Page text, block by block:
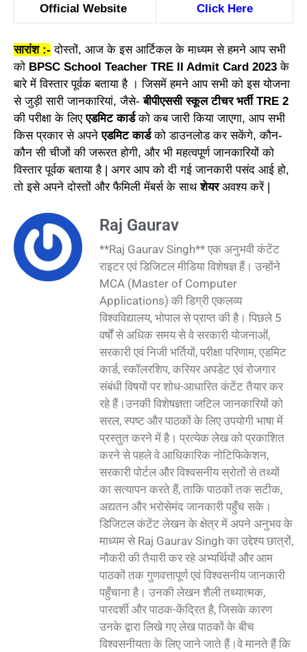
Official Website Click Here
सारांश :- दोस्तों, आज के इस आर्टिकल के माध्यम से हमने आप सभी
को BPSC School Teacher TRE II Admit Card 2023 के
बारे में विस्तार पूर्वक बताया है । जिसमें हमने आप सभी को इस योजना
से जुड़ी सारी जानकारियां, जैसे-बीपीएससी स्कूल टीचर भर्ती TRE 2
की परीक्षा के लिएएडमिट कार्डको कब जारी किया जाएगा, आप सभी
किस प्रकार से अपनेएडमिट कार्डको डाउनलोड कर सकेंगे, कौन-
कौन सी चीजों की जरूरत होगी, और भी महत्वपूर्ण जानकारियों को
विस्तार पूर्वक बताया है | अगर आप को दी गई जानकारी पसंद आई हो,
तो इसे अपने दोस्तों और फैमिली मेंबर्स के साथशेयरअवश्य करें |
Raj Gaurav
**Raj Gaurav Singh** एक अनुभवी कंटेंट
राइटर एवं डिजिटल मीडिया विशेषज्ञ हैं। उन्होंने
MCA (Master of Computer
Applications) की डिग्री एकलव्य
विश्वविद्यालय, भोपाल से प्राप्त की है। पिछले 5
वर्षों से अधिक समय से वे सरकारी योजनाओं,
सरकारी एवं निजी भर्तियों, परीक्षा परिणाम, एडमिट
कार्ड, स्कॉलरशिप, करियर अपडेट एवं रोजगार
संबंधी विषयों पर शोध-आधारित कंटेंट तैयार कर
रहे हैं।उनकी विशेषज्ञता जटिल जानकारियों को
सरल, स्पष्ट और पाठकों के लिए उपयोगी भाषा में
प्रस्तुत करने में है। प्रत्येक लेख को प्रकाशित
करने से पहले वे आधिकारिक नोटिफिकेशन,
सरकारी पोर्टल और विश्वसनीय स्रोतों से तथ्यों
का सत्यापन करते हैं, ताकि पाठकों तक सटीक,
अद्यतन और भरोसेमंद जानकारी पहुँच सके।
डिजिटल कंटेंट लेखन के क्षेत्र में अपने अनुभव के
माध्यम से Raj Gaurav Singh का उद्देश्य छात्रों,
नौकरी की तैयारी कर रहे अभ्यर्थियों और आम
पाठकों तक गुणवत्तापूर्ण एवं विश्वसनीय जानकारी
पहुँचाना है। उनकी लेखन शैली तथ्यात्मक,
पारदर्शी और पाठक-केंद्रित है, जिसके कारण
उनके द्वारा लिखे गए लेख पाठकों के बीच
विश्वसनीयता के लिए जाने जाते हैं।वे मानते हैं कि